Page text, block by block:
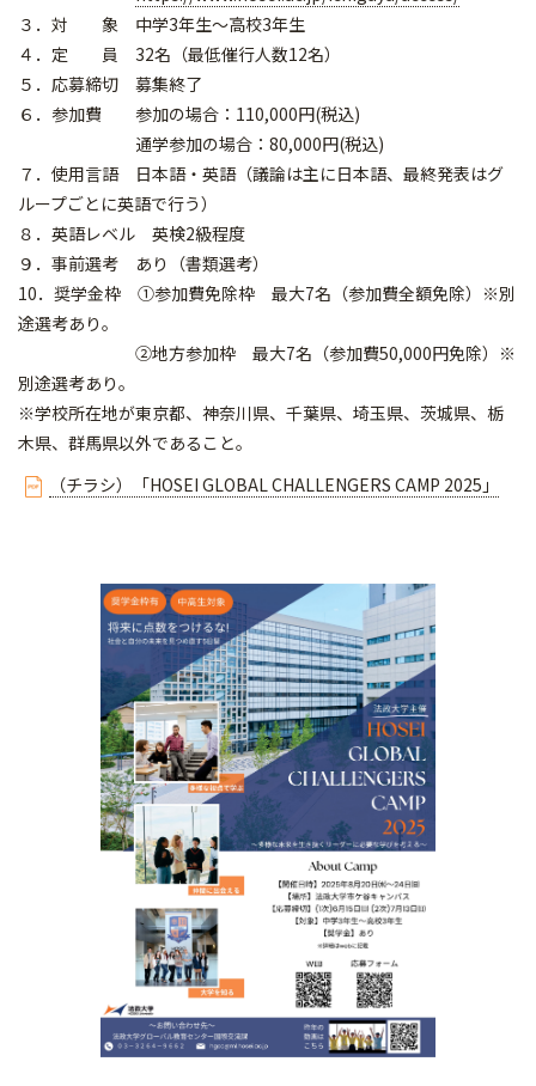
３．対 象 中学3年生～高校3年生
４．定 員 32名（最低催行人数12名）
５．応募締切 募集終了
６．参加費 参加の場合：110,000円(税込)
通学参加の場合：80,000円(税込)
７．使用言語 日本語・英語（議論は主に日本語、最終発表はグ
ループごとに英語で行う）
８．英語レベル 英検2級程度
９．事前選考 あり（書類選考）
10．奨学金枠 ①参加費免除枠 最大7名（参加費全額免除）※別
途選考あり。
②地方参加枠 最大7名（参加費50,000円免除）※
別途選考あり。
※学校所在地が東京都、神奈川県、千葉県、埼玉県、茨城県、栃
木県、群馬県以外であること。
（チラシ）「HOSEI GLOBAL CHALLENGERS CAMP 2025」